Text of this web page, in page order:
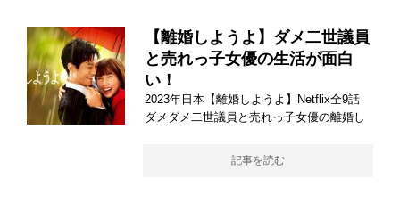
【離婚しようよ】ダメ二世議員
と売れっ子女優の生活が面白
い！
2023年日本【離婚しようよ】Netflix全9話
ダメダメ二世議員と売れっ子女優の離婚し
記事を読む